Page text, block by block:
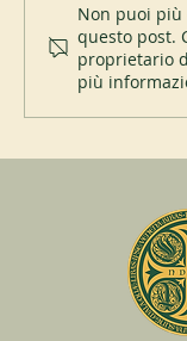
I 200 anni
Cats
Non puoi
questo post.
proprietario
più